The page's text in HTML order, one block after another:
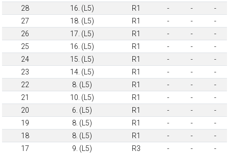
28
16. (L5) R1 - -
-
27
18. (L5) R1 - -
-
26
17. (L5) R1 - -
-
25
16. (L5) R1 - -
-
24
15. (L5) R1 - -
-
23
14. (L5) R1 - -
-
22
8. (L5) R1 - -
-
21
10. (L5) R1 - -
-
20
6. (L5) R1 - -
-
19
8. (L5) R1 - -
-
18
8. (L5) R1 - -
-
17
9. (L5) R3 - -
-